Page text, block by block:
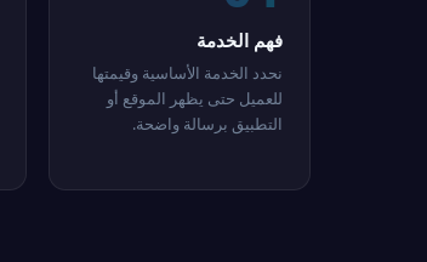
فهم الخدمة
نحدد الخدمة الأساسية وقيمتها
للعميل حتى يظهر الموقع أو
التطبيق برسالة واضحة.